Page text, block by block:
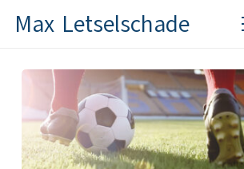
Max Letselschade